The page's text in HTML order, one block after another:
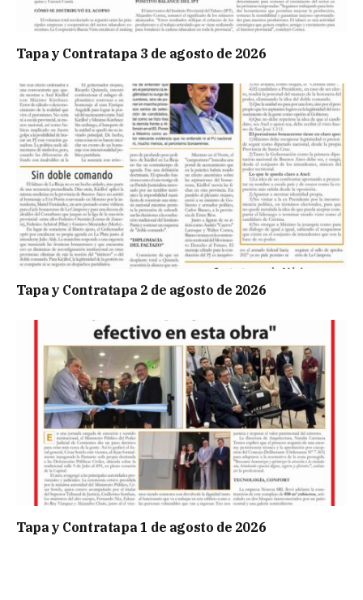
Tapa y Contratapa 3 de agosto de 2026
Tapa y Contratapa 2 de agosto de 2026
Tapa y Contratapa 1 de agosto de 2026